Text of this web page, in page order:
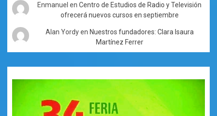
Enmanuel enCentro de Estudios de Radio y Televisión
ofrecerá nuevos cursos en septiembre
Alan Yordyen Nuestros fundadores: Clara Isaura
Martínez Ferrer